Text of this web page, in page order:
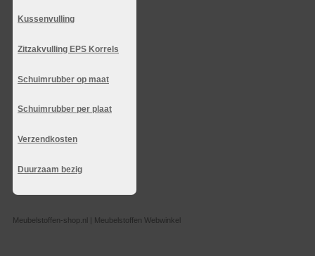
Kussenvulling
Zitzakvulling EPS Korrels
Schuimrubber op maat
Schuimrubber per plaat
Verzendkosten
Duurzaam bezig
Meubelstoffen-shop.nl | Meubelstoffen Webwinkel